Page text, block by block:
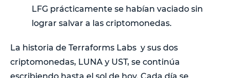
LFG prácticamente se habían vaciado sin
lograr salvar a las criptomonedas.
La historia de Terraforms Labs y sus dos
criptomonedas, LUNA y UST, se continúa
escribiendo hasta el sol de hoy. Cada día se